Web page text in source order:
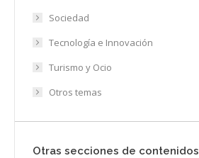
Sociedad
Tecnología e Innovación
Turismo y Ocio
Otros temas
Otras secciones de contenidos